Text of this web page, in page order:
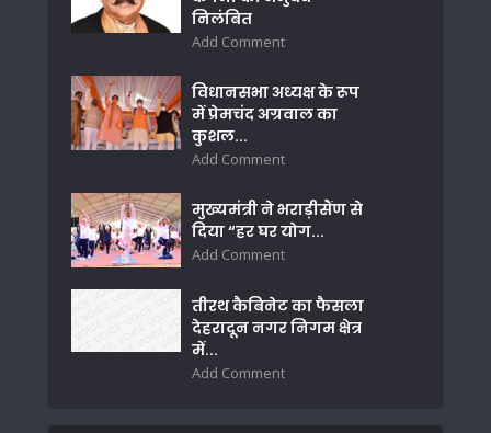
निलंबित
Add Comment
विधानसभा अध्यक्ष के रूप
में प्रेमचंद अग्रवाल का
कुशल...
Add Comment
मुख्यमंत्री ने भराड़ीसैंण से
दिया “हर घर योग...
Add Comment
तीरथ कैबिनेट का फैसला
देहरादून नगर निगम क्षेत्र
में...
Add Comment